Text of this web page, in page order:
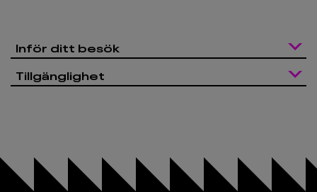
Inför ditt besök
Tillgänglighet